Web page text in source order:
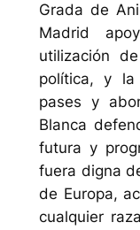
Grada de
Madrid
utilización
política, y
pases y
Blanca
futura y
fuera digna
de Europa,
cualquier